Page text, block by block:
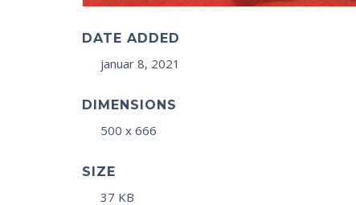
DATE ADDED
januar 8, 2021
DIMENSIONS
500 x 666
SIZE
37 KB